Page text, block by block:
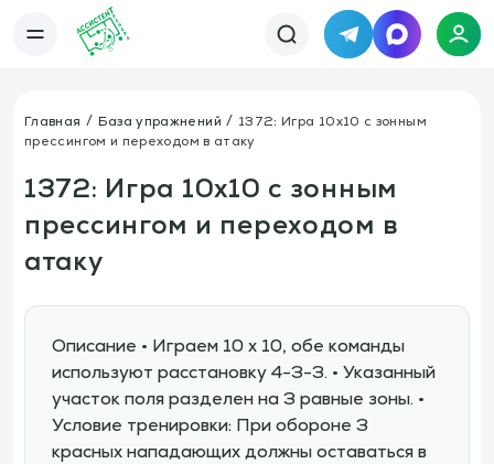
TelegramMAX
Книги
Новости
Отзывы
Политика конфиденциальности
Свяжитесь с нами
TelegramMAX
Главная База упражнений
1372: Игра 10х10 с зонным
прессингом и переходом в атаку
1372: Игра 10х10 с зонным
прессингом и переходом в
атаку
Описание • Играем 10 х 10, обе команды
используют расстановку 4-3-3. • Указанный
участок поля разделен на 3 равные зоны. •
Условие тренировки: При обороне 3
красных нападающих должны оставаться в